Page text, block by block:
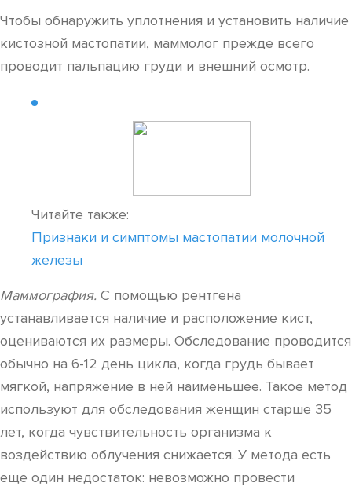
Чтобы обнаружить уплотнения и установить наличие
кистозной мастопатии, маммолог прежде всего
проводит пальпацию груди и внешний осмотр.
Читайте также:
Признаки и симптомы мастопатии молочной
железы
Маммография. С помощью рентгена
устанавливается наличие и расположение кист,
оцениваются их размеры. Обследование проводится
обычно на 6-12 день цикла, когда грудь бывает
мягкой, напряжение в ней наименьшее. Такое метод
используют для обследования женщин старше 35
лет, когда чувствительность организма к
воздействию облучения снижается. У метода есть
еще один недостаток: невозможно провести